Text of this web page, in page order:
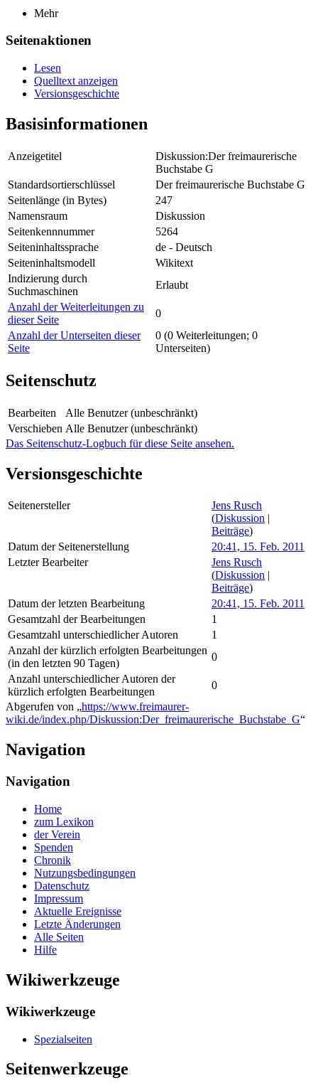
Mehr
Seitenaktionen
Lesen
Quelltext anzeigen
Versionsgeschichte
Basisinformationen
Anzeigetitel
Diskussion:Der freimaurerische
Buchstabe G
Standardsortierschlüssel
Der freimaurerische Buchstabe G
Seitenlänge (in Bytes)
247
Namensraum
Diskussion
Seitenkennnummer
5264
Seiteninhaltssprache
de - Deutsch
Seiteninhaltsmodell
Wikitext
Indizierung durch
Suchmaschinen
Erlaubt
Anzahl der Weiterleitungen zu
dieser Seite
0
Anzahl der Unterseiten dieser
Seite
0 (0 Weiterleitungen; 0
Unterseiten)
Seitenschutz
Bearbeiten
Alle Benutzer (unbeschränkt)
Verschieben Alle Benutzer (unbeschränkt)
Das Seitenschutz-Logbuch für diese Seite ansehen.
Versionsgeschichte
Seitenersteller
Jens Rusch
(Diskussion
Beiträge)
Datum der Seitenerstellung
20:41, 15. Feb. 2011
Letzter Bearbeiter
Jens Rusch
(Diskussion
Beiträge)
Datum der letzten Bearbeitung
20:41, 15. Feb. 2011
Gesamtzahl der Bearbeitungen
1
Gesamtzahl unterschiedlicher Autoren
1
Anzahl der kürzlich erfolgten Bearbeitungen
(in den letzten 90 Tagen)
0
Anzahl unterschiedlicher Autoren der
kürzlich erfolgten Bearbeitungen
0
Abgerufen von „https://www.freimaurer-
wiki.de/index.php/Diskussion:Der_freimaurerische_Buchstabe_G“
Navigation
Navigation
Home
zum Lexikon
der Verein
Spenden
Chronik
Nutzungsbedingungen
Datenschutz
Impressum
Aktuelle Ereignisse
Letzte Änderungen
Alle Seiten
Hilfe
Wikiwerkzeuge
Wikiwerkzeuge
Spezialseiten
Seitenwerkzeuge